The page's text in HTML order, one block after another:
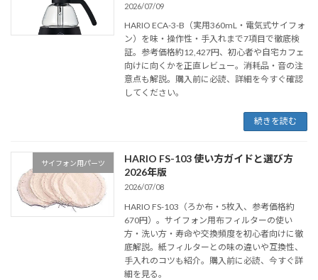
2026/07/09
HARIO ECA-3-B（実用360mL・電気式サイフォ
ン）を味・操作性・手入れまで7項目で徹底検
証。参考価格約12,427円、初心者や自宅カフェ
向けに向くかを正直レビュー。消耗品・音の注
意点も解説。購入前に必読、詳細を今すぐ確認
してください。
続きを読む
サイフォン用パーツ
HARIO FS-103 使い方ガイドと選び方
2026年版
2026/07/08
HARIO FS-103（ろか布・5枚入、参考価格約
670円）。サイフォン用布フィルターの使い
方・洗い方・寿命や交換頻度を初心者向けに徹
底解説。紙フィルターとの味の違いや互換性、
手入れのコツも紹介。購入前に必読、今すぐ詳
細を見る。